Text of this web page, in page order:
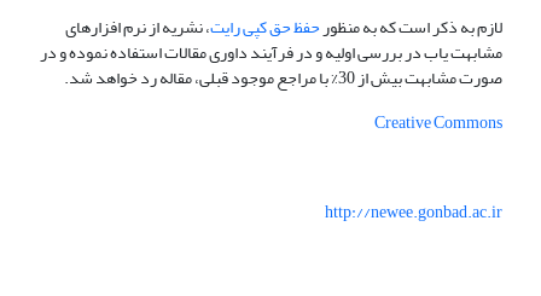
لازم به ذکر است که به منظورحفظ حق کپی رایت، نشریه از نرم افزارهای
مشابهت یاب در بررسی اولیه و در فرآیند داوری مقالات استفاده نموده و در
صورت مشابهت بیش از 30% با مراجع موجود قبلی، مقاله رد خواهد شد.
Creative Commons
http://newee.gonbad.ac.ir